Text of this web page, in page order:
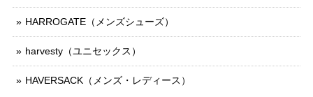
HARROGATE（メンズシューズ）
harvesty（ユニセックス）
HAVERSACK（メンズ・レディース）